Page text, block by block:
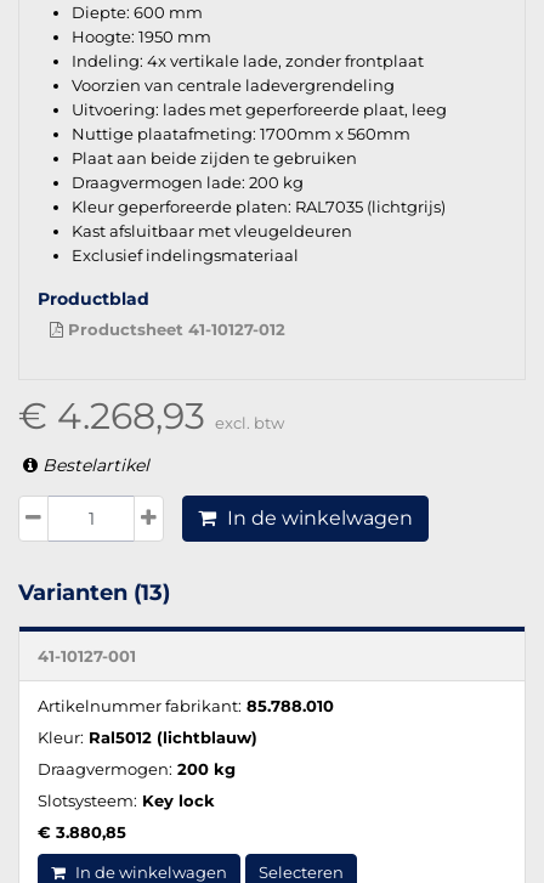
Diepte: 600 mm
Hoogte: 1950 mm
Indeling: 4x vertikale lade, zonder frontplaat
Voorzien van centrale ladevergrendeling
Uitvoering: lades met geperforeerde plaat, leeg
Nuttige plaatafmeting: 1700mm x 560mm
Plaat aan beide zijden te gebruiken
Draagvermogen lade: 200 kg
Kleur geperforeerde platen: RAL7035 (lichtgrijs)
Kast afsluitbaar met vleugeldeuren
Exclusief indelingsmateriaal
Productblad
Productsheet 41-10127-012
€ 4.268,93 excl. btw
Bestelartikel
In de winkelwagen
Varianten (13)
41-10127-001
Artikelnummer fabrikant: 85.788.010
Kleur: Ral5012 (lichtblauw)
Draagvermogen: 200 kg
Slotsysteem: Key lock
€ 3.880,85
In de winkelwagen Selecteren